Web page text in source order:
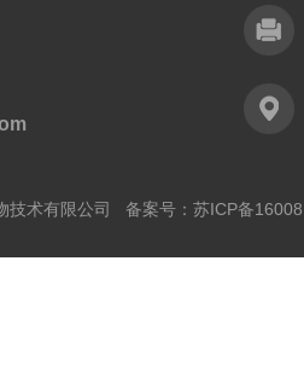
技术有限公司 备案号： 苏ICP备